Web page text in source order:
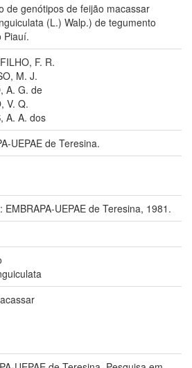
de genótipos de feijão macassar
(L.) Walp.) de tegumento
Piauí.
F. R.
M. J.
A. G. de
V. Q.
A. A. dos
UEPAE de Teresina.
EMBRAPA-UEPAE de Teresina, 1981.